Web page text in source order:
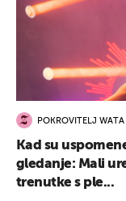
POKROVITELJ WATA
Kad su
gledanje: Mali
trenutke s ple...